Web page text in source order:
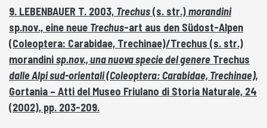
9. LEBENBAUER T. 2003, Trechus(s. str.)morandini
sp.nov., eine neue Trechus-art aus den Südost-Alpen
(Coleoptera: Carabidae, Trechinae)/Trechus (s. str.)
morandinisp.nov., una nuova specie del genere Trechus
dalle Alpi sud-orientali (Coleoptera: Carabidae, Trechinae),
Gortania – Atti del Museo Friulano di Storia Naturale, 24
(2002), pp. 203-209.